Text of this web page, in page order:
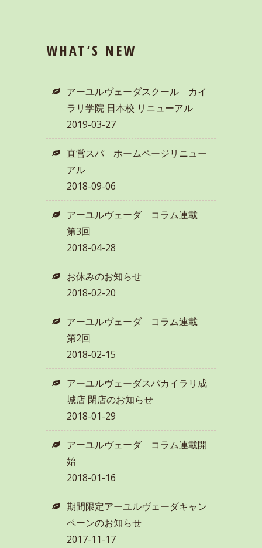
WHAT’S NEW
アーユルヴェーダスクール カイ
ラリ学院 日本校 リニューアル
2019-03-27
直営スパ ホームページリニュー
アル
2018-09-06
アーユルヴェーダ コラム連載
第3回
2018-04-28
お休みのお知らせ
2018-02-20
アーユルヴェーダ コラム連載
第2回
2018-02-15
アーユルヴェーダスパカイラリ成
城店 閉店のお知らせ
2018-01-29
アーユルヴェーダ コラム連載開
始
2018-01-16
期間限定アーユルヴェーダキャン
ペーンのお知らせ
2017-11-17